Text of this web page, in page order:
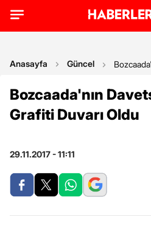
Anasayfa Güncel
Bozcaada'nın
Grafiti Duvarı Oldu
29.11.2017 - 11:11